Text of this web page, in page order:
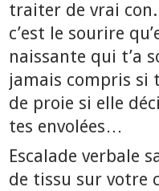
traiter de vrai
c’est le sourire
naissante qui t’a
jamais compris si
de proie si elle
tes envolées…
Escalade verbale
de tissu sur votre